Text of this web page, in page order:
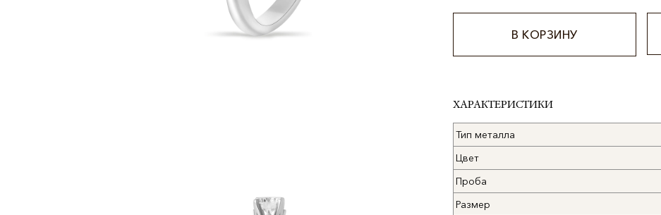
В КОРЗИНУ
ХАРАКТЕРИСТИКИ
Тип металла
Цвет
Проба
Размер